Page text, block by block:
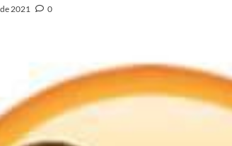
2021 0